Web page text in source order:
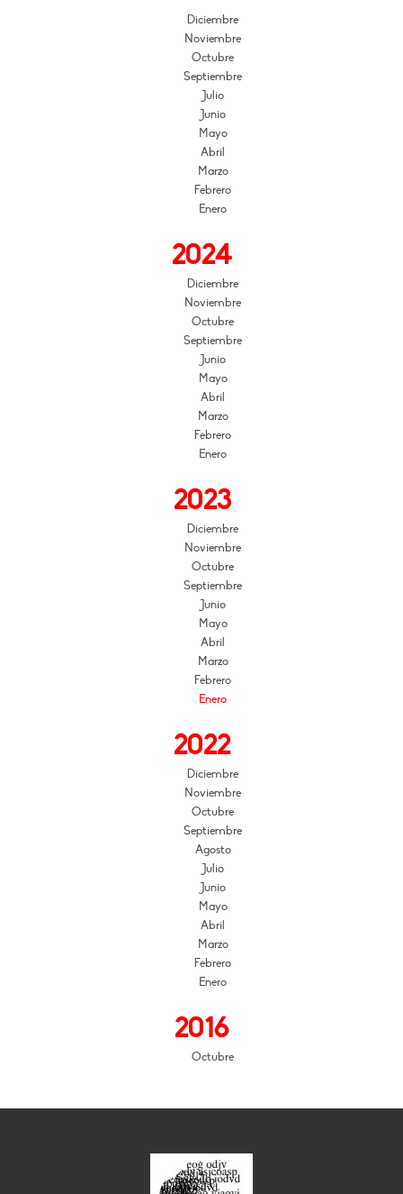
Diciembre
Noviembre
Octubre
Septiembre
Julio
Junio
Mayo
Abril
Marzo
Febrero
Enero
2024
Diciembre
Noviembre
Octubre
Septiembre
Junio
Mayo
Abril
Marzo
Febrero
Enero
2023
Diciembre
Noviembre
Octubre
Septiembre
Junio
Mayo
Abril
Marzo
Febrero
Enero
2022
Diciembre
Noviembre
Octubre
Septiembre
Agosto
Julio
Junio
Mayo
Abril
Marzo
Febrero
Enero
2016
Octubre